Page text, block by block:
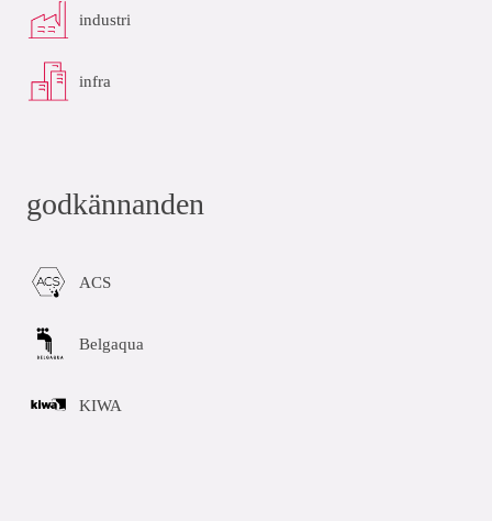
industri
infra
godkännanden
ACS
Belgaqua
KIWA